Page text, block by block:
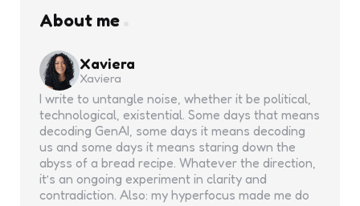
About me
Xaviera
Xaviera
I write to untangle noise, whether it be political,
technological, existential. Some days that means
decoding GenAI, some days it means decoding
us and some days it means staring down the
abyss of a bread recipe. Whatever the direction,
it’s an ongoing experiment in clarity and
contradiction. Also: my hyperfocus made me do